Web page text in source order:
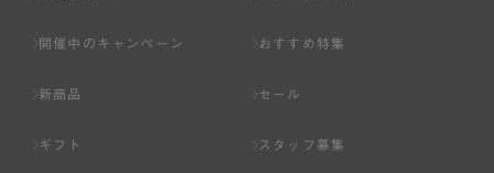
開催中のキャンペーン おすすめ特集
新商品 セール
ギフト スタッフ募集